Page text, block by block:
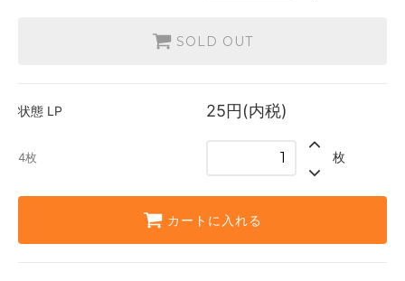
SOLD OUT
状態 LP 25円(内税)
4枚 枚
カートに入れる